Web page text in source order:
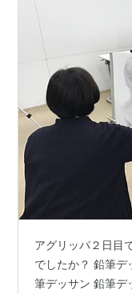
アグリッパ２日目
でしたか？ 鉛筆デ
筆デッサン 鉛筆デ